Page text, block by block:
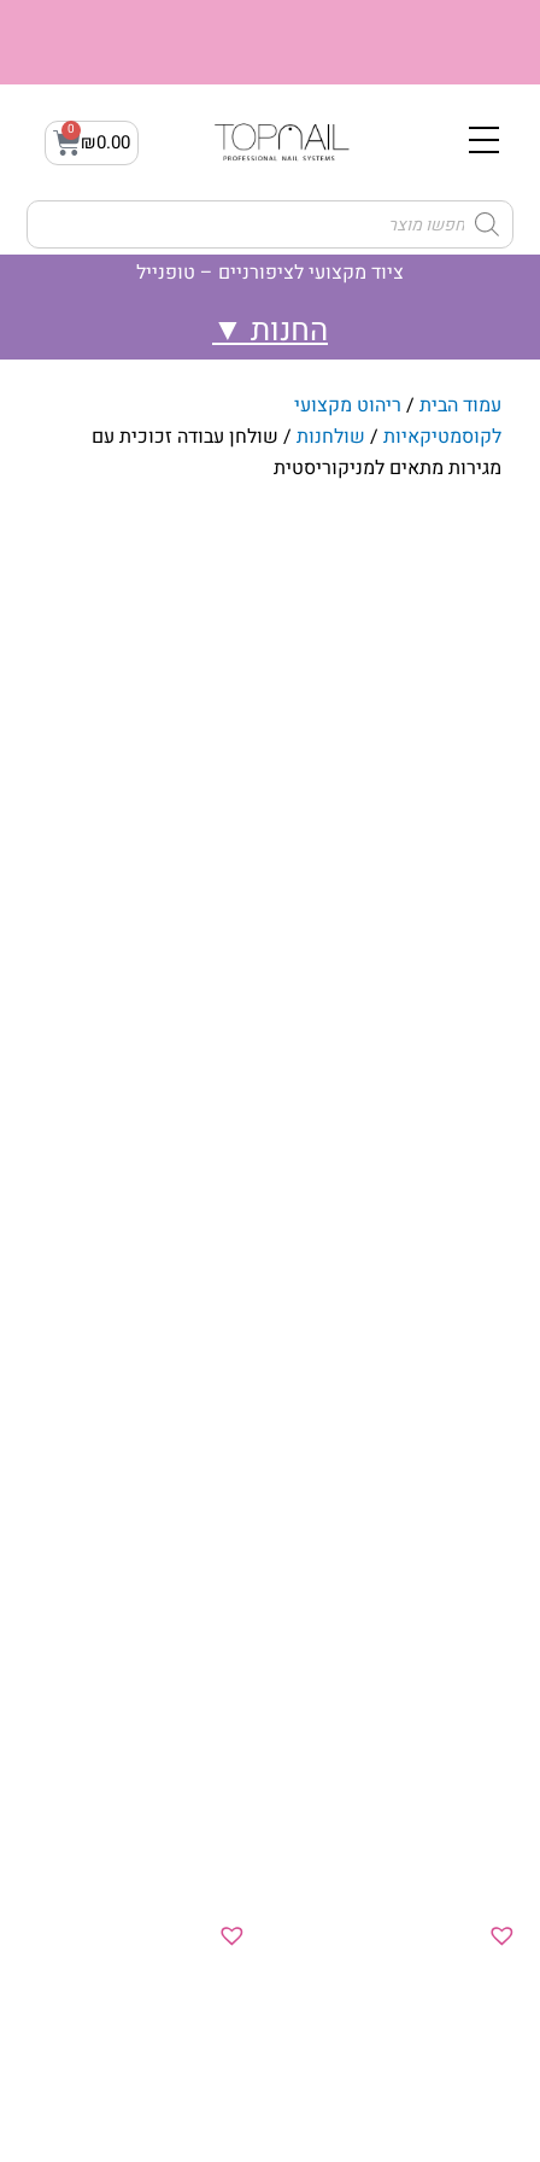
₪0.00
0
עגלת
קניות
Products
search
ציוד מקצועי לציפורניים – טופנייל
עמוד הבית / ריהוט מקצועי
לקוסמטיקאיות / שולחנות / שולחן עבודה זכוכית עם
מגירות מתאים למניקוריסטית